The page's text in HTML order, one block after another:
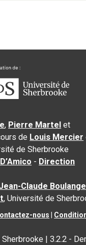
, Pierre Martel et
de Louis Mercier
de Sherbrooke
- Direction
Claude
, Université de
nous
Sherbrooke |3.2.2 -